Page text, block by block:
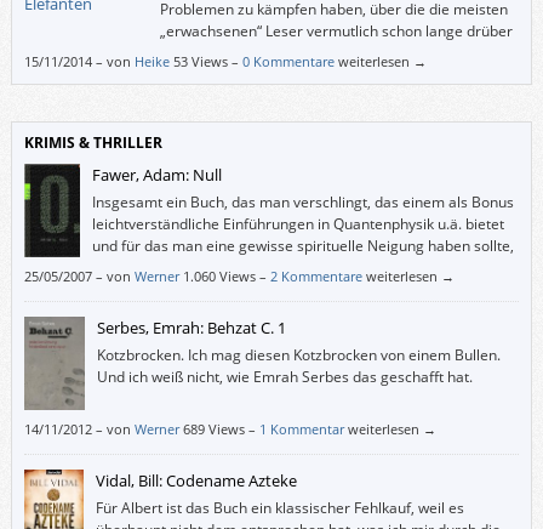
Problemen zu kämpfen haben, über die die meisten
„erwachsenen“ Leser vermutlich schon lange drüber
hinweg sind und nur mehr kopfschüttelnd
15/11/2014– von Heike 53 Views – 0 Kommentare weiterlesen →
KRIMIS & THRILLER
Fawer, Adam: Null
Insgesamt ein Buch, das man verschlingt, das einem als Bonus
leichtverständliche Einführungen in Quantenphysik u.ä. bietet
und für das man eine gewisse spirituelle Neigung haben sollte,
sonst könnte einen der Schluss so irritieren, dass man den
25/05/2007– von Werner 1.060 Views – 2 Kommentare weiterlesen →
Serbes, Emrah: Behzat C. 1
Kotzbrocken. Ich mag diesen Kotzbrocken von einem Bullen.
Und ich weiß nicht, wie Emrah Serbes das geschafft hat.
14/11/2012– von Werner 689 Views – 1 Kommentar weiterlesen →
Vidal, Bill: Codename Azteke
Für Albert ist das Buch ein klassischer Fehlkauf, weil es